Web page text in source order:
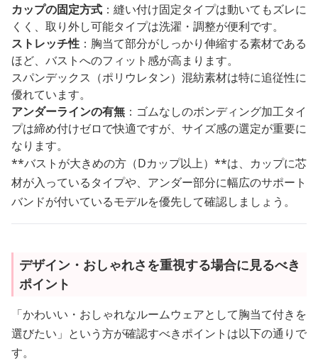
カップの固定方式 ：縫い付け固定タイプは動いてもズレに
くく、取り外し可能タイプは洗濯・調整が便利です。
ストレッチ性 ：胸当て部分がしっかり伸縮する素材である
ほど、バストへのフィット感が高まります。
スパンデックス（ポリウレタン）混紡素材は特に追従性に
優れています。
アンダーラインの有無 ：ゴムなしのボンディング加工タイ
プは締め付けゼロで快適ですが、サイズ感の選定が重要に
なります。
**バストが大きめの方（Dカップ以上）**は、カップに芯
材が入っているタイプや、アンダー部分に幅広のサポート
バンドが付いているモデルを優先して確認しましょう。
デザイン・おしゃれさを重視する場合に見るべき
ポイント
「かわいい・おしゃれなルームウェアとして胸当て付きを
選びたい」という方が確認すべきポイントは以下の通りで
す。